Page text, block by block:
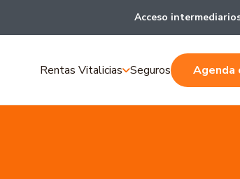
Acceso
Rentas Vitalicias Seguros Agenda